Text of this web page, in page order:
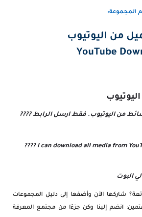
المجموعة:
من اليوتيوب
YouTube
من اليوتيوب. فقط ارسل الرابط ????
I can download all media from
البوت
شاركها الآن وأضفها إلى دليل المجموعات
انضم إلينا وكن جزءًا من مجتمع المعرفة